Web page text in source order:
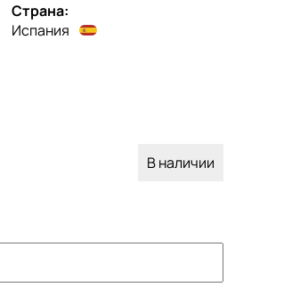
Страна:
Испания
В наличии